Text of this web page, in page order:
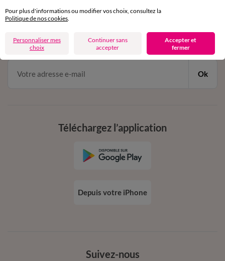
11€ Offerts
en vous inscrivant à la newsletter
dès 20€ d’achat
conditions dans votre email de confirmation
Ok
Suivez-nous
Téléchargez l’application
Depuis votre iPhone
Pour plus d'informations ou modifier vos choix, consultez la
Politique de nos cookies.
Personnaliser mes
choix
Continuer sans
accepter
Accepter et
fermer